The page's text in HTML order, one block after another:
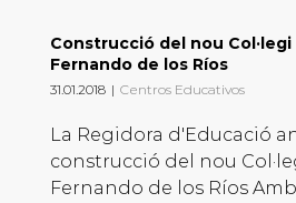
Construcció del nou Col·legi
Fernando de los Ríos
31.01.2018 | Centros Educativos
La Regidora d'Educació
construcció del nou
Fernando de los Ríos